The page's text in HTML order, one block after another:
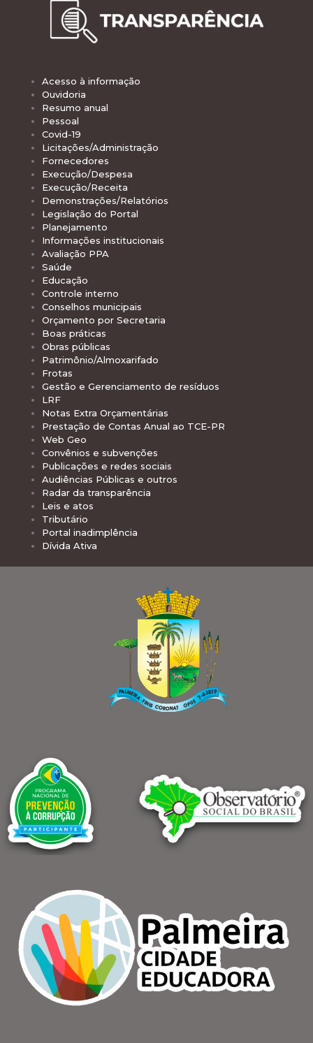
Acesso à informação
Ouvidoria
Resumo anual
Pessoal
Covid-19
Licitações/Administração
Fornecedores
Execução/Despesa
Execução/Receita
Demonstrações/Relatórios
Legislação do Portal
Planejamento
Informações institucionais
Avaliação PPA
Saúde
Educação
Controle interno
Conselhos municipais
Orçamento por Secretaria
Boas práticas
Obras públicas
Patrimônio/Almoxarifado
Frotas
Gestão e Gerenciamento de resíduos
LRF
Notas Extra Orçamentárias
Prestação de Contas Anual ao TCE-PR
Web Geo
Convênios e subvenções
Publicações e redes sociais
Audiências Públicas e outros
Radar da transparência
Leis e atos
Tributário
Portal inadimplência
Dívida Ativa